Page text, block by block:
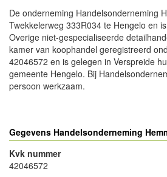
De onderneming Handelsonderneming
Twekkelerweg 333R034 te Hengelo en
Overige niet-gespecialiseerde
kamer van koophandel geregistreerd
42046572 en is gelegen in Verspreide
gemeente Hengelo. Bij
persoon werkzaam.
Gegevens Handelsonderneming
Kvk nummer
42046572